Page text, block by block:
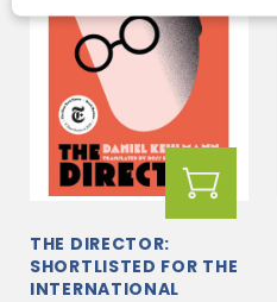
THE DIRECTOR:
SHORTLISTED FOR THE
INTERNATIONAL